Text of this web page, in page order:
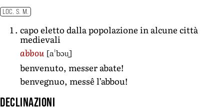
LOC. S. M.
capo eletto dalla popolazione in alcune città
medievali
abbou [aˈbɔu̯]
benvenuto, messer abate!
benvegnuo, messê l’abbou!
Declinazioni